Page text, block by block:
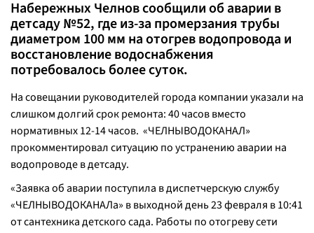
Набережных Челнов сообщили об аварии в
детсаду №52, где из-за промерзания трубы
диаметром 100 мм на отогрев водопровода и
восстановление водоснабжения
потребовалось более суток.
На совещании руководителей города компании указали на
слишком долгий срок ремонта: 40 часов вместо
нормативных 12-14 часов. «ЧЕЛНЫВОДОКАНАЛ»
прокомментировал ситуацию по устранению аварии на
водопроводе в детсаду.
«Заявка об аварии поступила в диспетчерскую службу
«ЧЕЛНЫВОДОКАНАЛа» в выходной день 23 февраля в 10:41
от сантехника детского сада. Работы по отогреву сети